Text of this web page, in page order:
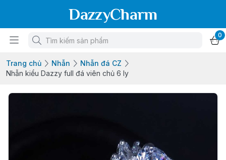
DazzyCharm
0
Trang chủ Nhẫn
Nhẫn đá CZ
Nhẫn kiểu Dazzy full đá viên chủ 6 ly